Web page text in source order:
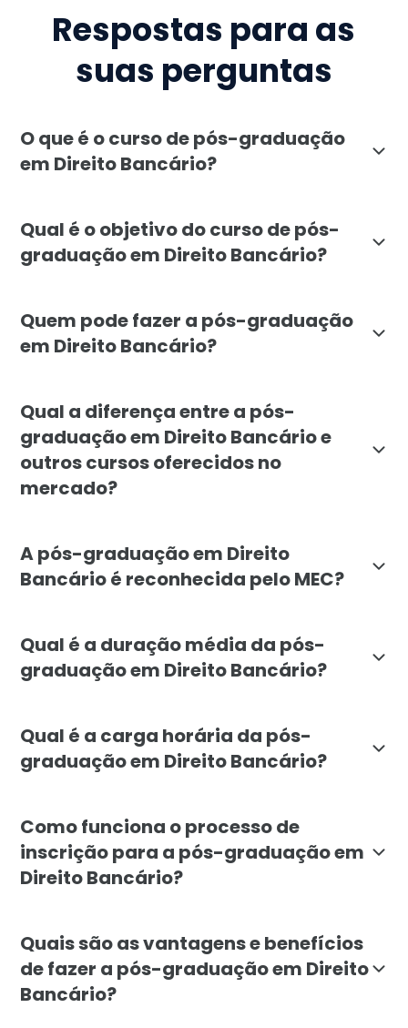
Respostas para as
suas perguntas
O que é o curso de pós-graduação
em Direito Bancário?
Qual é o objetivo do curso de pós-
graduação em Direito Bancário?
Quem pode fazer a pós-graduação
em Direito Bancário?
Qual a diferença entre a pós-
graduação em Direito Bancário e
outros cursos oferecidos no
mercado?
A pós-graduação em Direito
Bancário é reconhecida pelo MEC?
Qual é a duração média da pós-
graduação em Direito Bancário?
Qual é a carga horária da pós-
graduação em Direito Bancário?
Como funciona o processo de
inscrição para a pós-graduação em
Direito Bancário?
Quais são as vantagens e benefícios
de fazer a pós-graduação em Direito
Bancário?